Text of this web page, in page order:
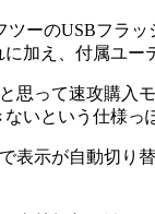
ーのUSBフラッ
加え、付属ユー
って速攻購入モ
いという仕様っ
示が自動切り替